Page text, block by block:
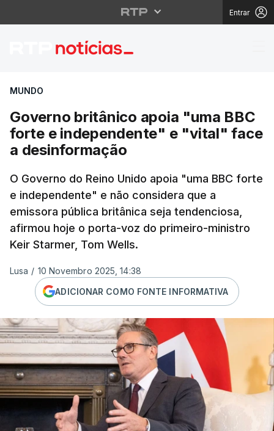
Entrar
Governo britânico
MUNDO
Governo britânico apoia "uma BBC
forte e independente" e "vital" face
a desinformação
O Governo do Reino Unido apoia "uma BBC forte
e independente" e não considera que a
emissora pública britânica seja tendenciosa,
afirmou hoje o porta-voz do primeiro-ministro
Keir Starmer, Tom Wells.
Lusa / 10 Novembro 2025, 14:38
ADICIONAR COMO FONTE INFORMATIVA